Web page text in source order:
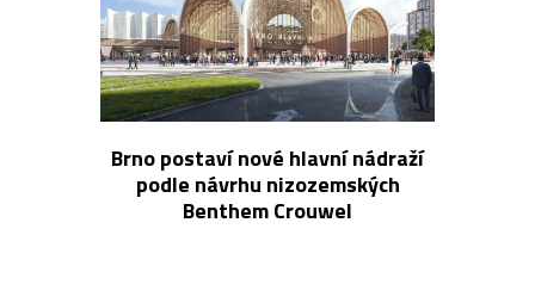
Brno postaví nové hlavní nádraží
podle návrhu nizozemských
Benthem Crouwel